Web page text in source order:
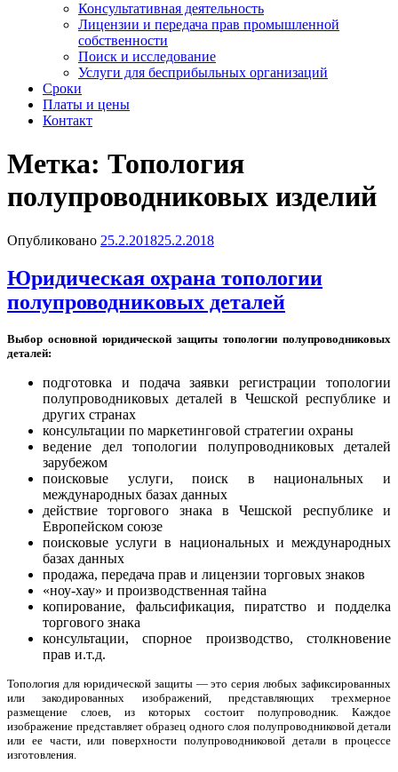
Консультативная деятельность
Лицензии и передача прав промышленной
собственности
Поиск и исследование
Услуги для беcприбыльных организаций
Сроки
Платы и цены
Контакт
Метка: Топология
полупроводниковых изделий
Опубликовано 25.2.201825.2.2018
Юридическая охрана топологии
полупроводниковых деталей
Выбор основной юридической защиты топологии полупроводниковых
деталей:
подготовка и подача заявки регистрации топологии
полупроводниковых деталей в Чешской республике и
других странах
консультации по маркетинговой стратегии охраны
ведение дел топологии полупроводниковых деталей
зарубежом
поисковые услуги, поиск в национальных и
международных базах данных
действие торгового знака в Чешской республике и
Европейском союзе
поисковые услуги в национальных и международных
базах данных
продажа, передача прав и лицензии торговых знаков
«ноу-хау» и производственная тайна
копирование, фальсификация, пиратство и подделка
торгового знака
консультации, спорное производство, столкновение
прав и.т.д.
Топология для юридической защиты — это серия любых зафиксированных
или закодированных изображений, представляющих трехмерное
размещение слоев, из которых состоит полупроводник. Каждое
изображение представляет образец одного слоя полупроводниковой детали
или ее части, или поверхности полупроводниковой детали в процессе
изготовления.